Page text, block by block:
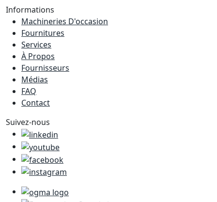
Informations
Machineries D'occasion
Fournitures
Services
À Propos
Fournisseurs
Médias
FAQ
Contact
Suivez-nous